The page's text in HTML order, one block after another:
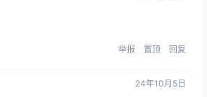
举报 置顶 回复
24年10月5日